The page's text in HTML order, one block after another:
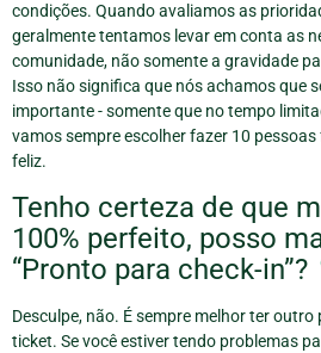
condições. Quando avaliamos as
geralmente tentamos levar em conta as
comunidade, não somente a gravidade
Isso não significa que nós achamos que
importante - somente que no tempo
vamos sempre escolher fazer 10 pessoas
feliz.
Tenho certeza de que
100% perfeito, posso
“Pronto para check-in”?
Desculpe, não. É sempre melhor ter
ticket. Se você estiver tendo problemas